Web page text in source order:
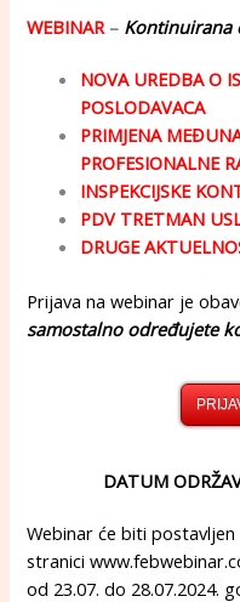
WEBINAR – Kontinuirana
NOVA UREDBA O
POSLODAVACA
PRIMJENA
PROFESIONALNE
INSPEKCIJSKE
PDV TRETMAN
DRUGE
Prijava na webinar je
samostalno određujete
DATUM
Webinar će biti postavljen
stranici
od 23.07. do 28.07.2024.